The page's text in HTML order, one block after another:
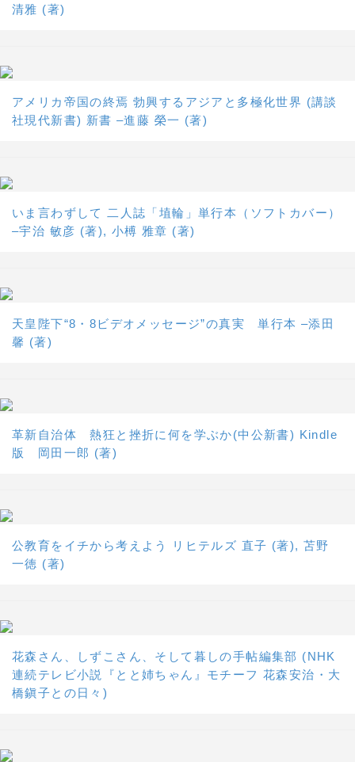
清雅 (著)
アメリカ帝国の終焉 勃興するアジアと多極化世界 (講談
社現代新書) 新書 –進藤 榮一 (著)
いま言わずして 二人誌「埴輪」単行本（ソフトカバー）
–宇治 敏彦 (著), 小榑 雅章 (著)
天皇陛下“8・8ビデオメッセージ”の真実 単行本 –添田
馨 (著)
革新自治体 熱狂と挫折に何を学ぶか(中公新書) Kindle
版 岡田一郎 (著)
公教育をイチから考えよう リヒテルズ 直子 (著), 苫野
一徳 (著)
花森さん、しずこさん、そして暮しの手帖編集部 (NHK
連続テレビ小説『とと姉ちゃん』モチーフ 花森安治・大
橋鎭子との日々)